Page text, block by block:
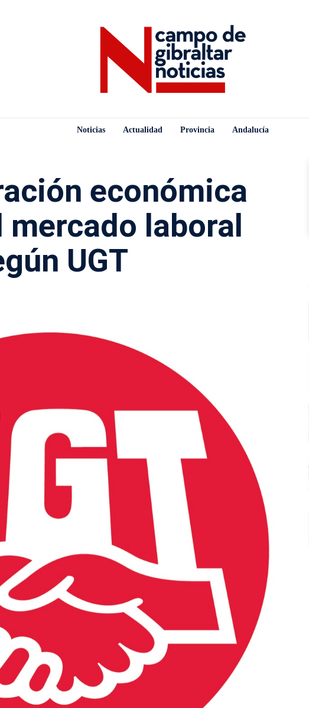
Noticias Actualidad Provincia Andalucía
económica
mercado laboral
UGT